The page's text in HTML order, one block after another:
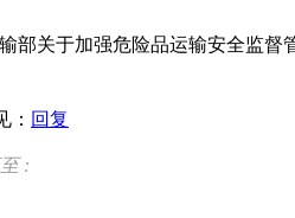
部关于加强危险品运输安全监督
： 回复
: